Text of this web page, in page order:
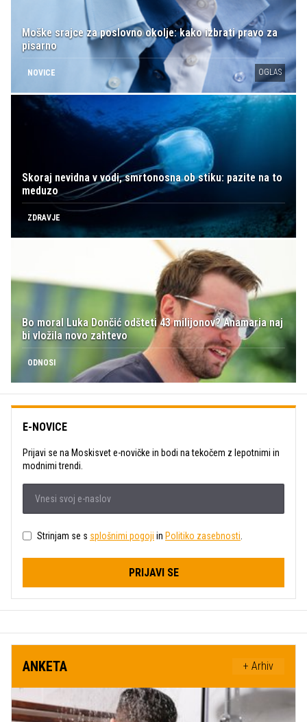
Moške srajce za poslovno okolje: kako izbrati pravo za
pisarno
NOVICE OGLAS
Skoraj nevidna v vodi, smrtonosna ob stiku: pazite na to
meduzo
ZDRAVJE
Bo moral Luka Dončić odšteti 43 milijonov? Anamaria naj
bi vložila novo zahtevo
ODNOSI
E-NOVICE
Prijavi se na Moskisvet e-novičke in bodi na tekočem z lepotnimi in
modnimi trendi.
Strinjam se s splošnimi pogoji in Politiko zasebnosti
PRIJAVI SE
ANKETA + Arhiv